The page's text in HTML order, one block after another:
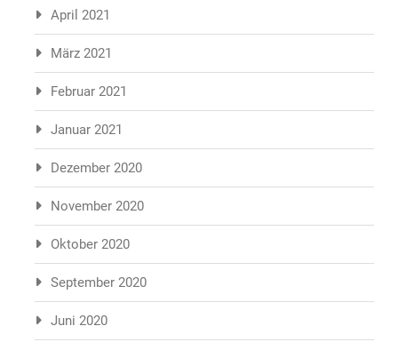
April 2021
März 2021
Februar 2021
Januar 2021
Dezember 2020
November 2020
Oktober 2020
September 2020
Juni 2020